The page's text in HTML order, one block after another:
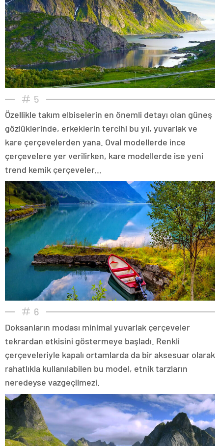
5
Özellikle takım elbiselerin en önemli detayı olan güneş
gözlüklerinde, erkeklerin tercihi bu yıl, yuvarlak ve
kare çerçevelerden yana. Oval modellerde ince
çerçevelere yer verilirken, kare modellerde ise yeni
trend kemik çerçeveler...
6
Doksanların modası minimal yuvarlak çerçeveler
tekrardan etkisini göstermeye başladı. Renkli
çerçeveleriyle kapalı ortamlarda da bir aksesuar olarak
rahatlıkla kullanılabilen bu model, etnik tarzların
neredeyse vazgeçilmezi.